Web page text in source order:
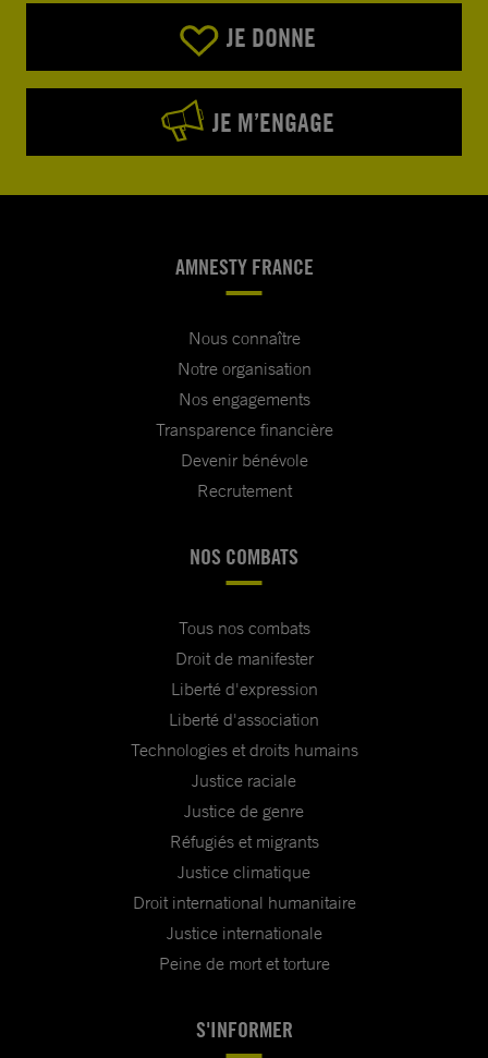
JE DONNE
JE M’ENGAGE
AMNESTY FRANCE
Nous connaître
Notre organisation
Nos engagements
Transparence financière
Devenir bénévole
Recrutement
NOS COMBATS
Tous nos combats
Droit de manifester
Liberté d'expression
Liberté d'association
Technologies et droits humains
Justice raciale
Justice de genre
Réfugiés et migrants
Justice climatique
Droit international humanitaire
Justice internationale
Peine de mort et torture
S'INFORMER